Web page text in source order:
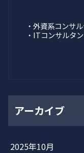
・外資系コンサ
・ITコンサルタ
アーカイブ
2025年10月